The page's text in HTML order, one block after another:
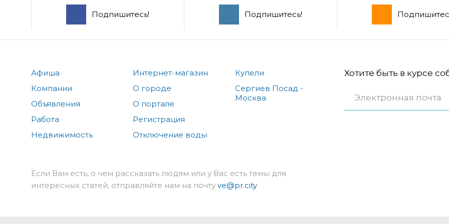
Подпишитесь! Подпишитесь!
Афиша
Компании
Объявления
Работа
Недвижимость
Интернет-магазин
О городе
О портале
Регистрация
Отключение воды
Купели
Сергиев Посад -
Москва
Хотите быть в курсе
Если Вам есть, о чем рассказать людям или у Вас есть темы для
интересных статей, отправляйте нам на почту ve@pr.city